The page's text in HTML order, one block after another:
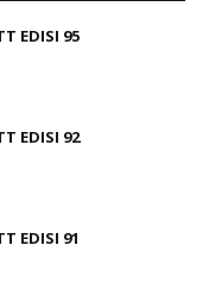
EDISI 95
EDISI 92
EDISI 91